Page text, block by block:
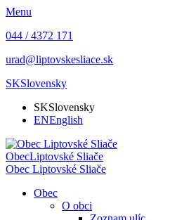
Menu
044 / 4372 171
urad@liptovskesliace.sk
SKSlovensky
SKSlovensky
ENEnglish
ObecLiptovské Sliače
Obec Liptovské Sliače
Obec
O obci